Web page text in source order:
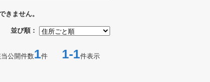
きません。
並び順：
公開件数1件 1-1件表示